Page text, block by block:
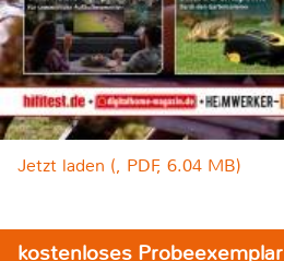
Jetzt laden (, PDF, 6.04 MB)
kostenloses Probeexemplar